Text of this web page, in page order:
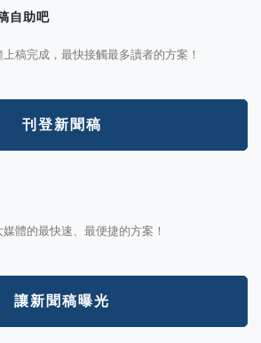
自助吧
稿完成，最快接觸最多讀者的方案！
刊登新聞稿
體的最快速、最便捷的方案！
讓新聞稿曝光